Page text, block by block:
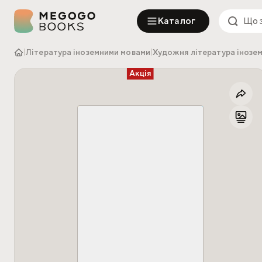
Каталог
|Література іноземними мовами |Художня література
Акція